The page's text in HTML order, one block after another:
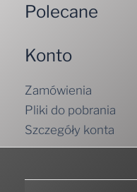
Polecane
Konto
Zamówienia
Pliki do pobrania
Szczegóły konta